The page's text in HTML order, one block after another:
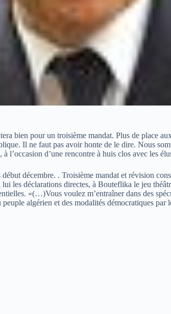
bien pour un troisième mandat. Plus de place
Il ne faut pas avoir honte de le dire. Nous
d’une rencontre à huis clos avec les
décembre. . Troisième mandat et révision
les déclarations directes, à Bouteflika le jeu
«(…)Vous voulez m’entraîner dans des
algérien et des modalités démocratiques